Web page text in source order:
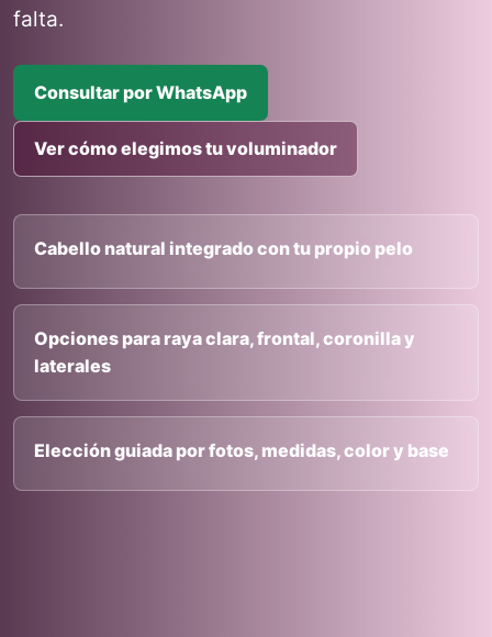
falta.
Consultar por WhatsApp
Ver cómo elegimos tu voluminador
Cabello natural integrado con tu propio pelo
Opciones para raya clara, frontal, coronilla y
laterales
Elección guiada por fotos, medidas, color y base